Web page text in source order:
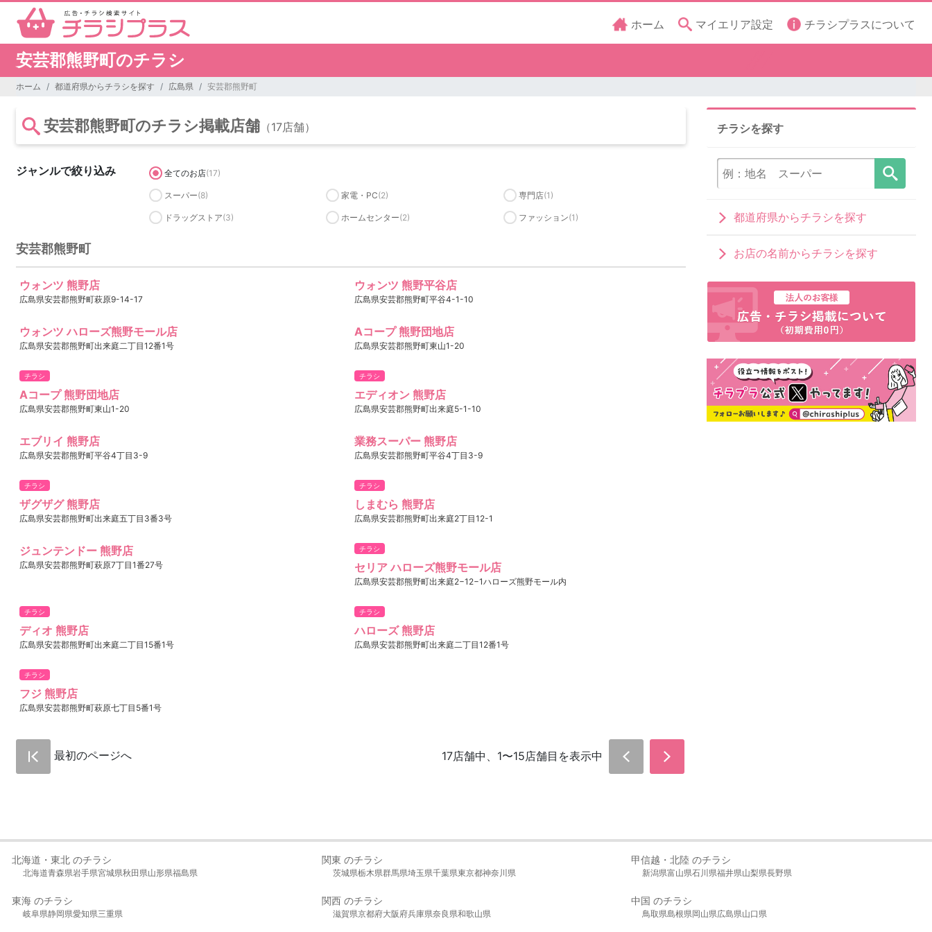
ホーム マイエリア設定 チラシプラスについて
安芸郡熊野町のチラシ
ホーム 都道府県からチラシを探す 広島県 安芸郡熊野町
安芸郡熊野町のチラシ掲載店舗 （17店舗）
ジャンルで絞り込み 全てのお店(17)
スーパー(8) 家電・PC(2) 専門店(1)
ドラッグストア(3) ホームセンター(2) ファッション(1)
安芸郡熊野町
ウォンツ 熊野店
広島県安芸郡熊野町萩原9-14-17
ウォンツ 熊野平谷店
広島県安芸郡熊野町平谷4-1-10
ウォンツ ハローズ熊野モール店
広島県安芸郡熊野町出来庭二丁目12番1号
Aコープ 熊野団地店
広島県安芸郡熊野町東山1-20
チラシ
Aコープ 熊野団地店
広島県安芸郡熊野町東山1-20
チラシ
エディオン 熊野店
広島県安芸郡熊野町出来庭5-1-10
エブリイ 熊野店
広島県安芸郡熊野町平谷4丁目3-9
業務スーパー 熊野店
広島県安芸郡熊野町平谷4丁目3-9
チラシ
ザグザグ 熊野店
広島県安芸郡熊野町出来庭五丁目3番3号
チラシ
しまむら 熊野店
広島県安芸郡熊野町出来庭2丁目12-1
ジュンテンドー 熊野店
広島県安芸郡熊野町萩原7丁目1番27号
チラシ
セリア ハローズ熊野モール店
広島県安芸郡熊野町出来庭2−12−1ハローズ熊野モール内
チラシ
ディオ 熊野店
広島県安芸郡熊野町出来庭二丁目15番1号
チラシ
ハローズ 熊野店
広島県安芸郡熊野町出来庭二丁目12番1号
チラシ
フジ 熊野店
広島県安芸郡熊野町萩原七丁目5番1号
最初のページへ 17店舗中、1〜15店舗目を表示中
チラシを探す
都道府県からチラシを探す
お店の名前からチラシを探す
北海道・東北 のチラシ
北海道青森県岩手県宮城県秋田県山形県福島県
関東 のチラシ
茨城県栃木県群馬県埼玉県千葉県東京都神奈川県
甲信越・北陸 のチラシ
新潟県富山県石川県福井県山梨県長野県
東海 のチラシ
岐阜県静岡県愛知県三重県
関西 のチラシ
滋賀県京都府大阪府兵庫県奈良県和歌山県
中国 のチラシ
鳥取県島根県岡山県広島県山口県